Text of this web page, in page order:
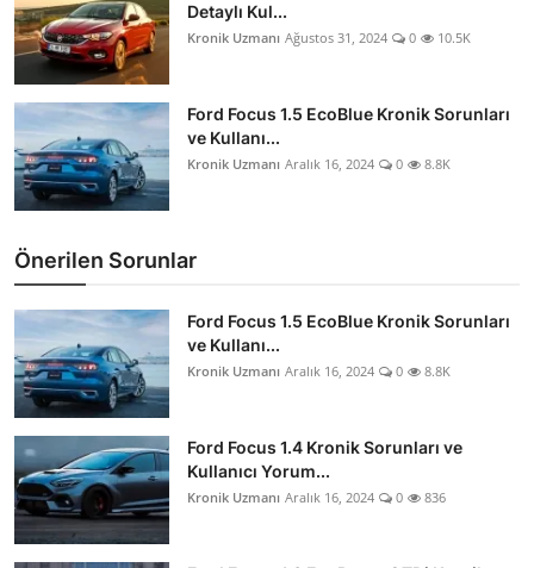
Detaylı Kul...
Kronik Uzmanı Ağustos 31, 2024 0 10.5K
Ford Focus 1.5 EcoBlue Kronik Sorunları
ve Kullanı...
Kronik Uzmanı Aralık 16, 2024 0 8.8K
Önerilen Sorunlar
Ford Focus 1.5 EcoBlue Kronik Sorunları
ve Kullanı...
Kronik Uzmanı Aralık 16, 2024 0 8.8K
Ford Focus 1.4 Kronik Sorunları ve
Kullanıcı Yorum...
Kronik Uzmanı Aralık 16, 2024 0 836